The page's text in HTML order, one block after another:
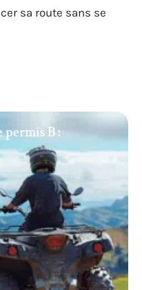
sa route sans se
permis B :